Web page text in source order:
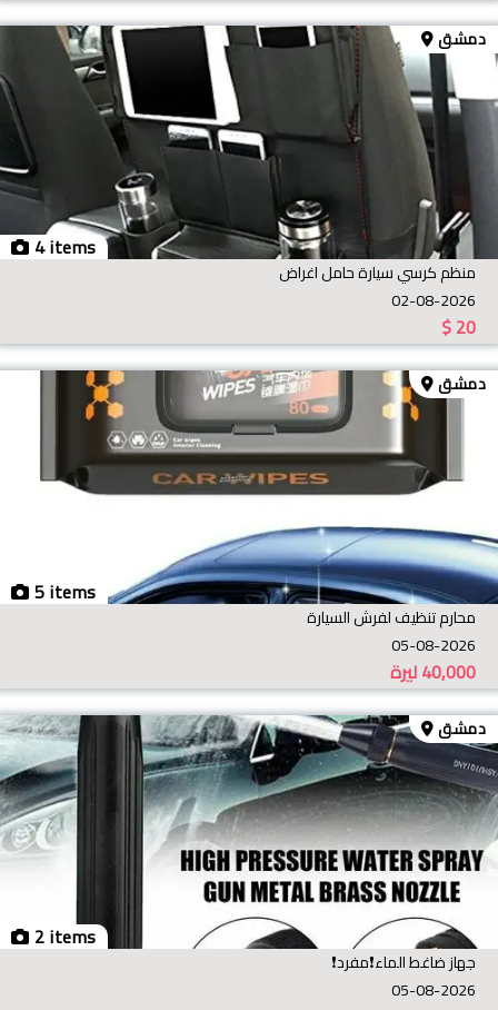
4 items
دمشق
منظم كرسي سيارة حامل اغراض
02-08-2026
$20
5 items
دمشق
محارم تنظيف لفرش السيارة
05-08-2026
ليرة40,000
2 items
دمشق
جهاز ضاغط الماء❗️مفرد❗️
05-08-2026